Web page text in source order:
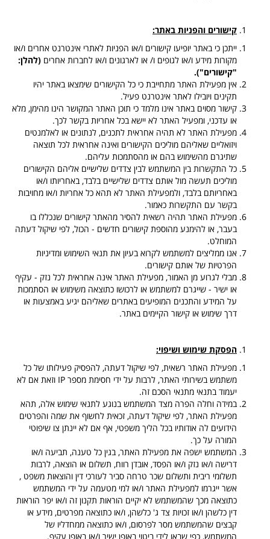
קישורים והפניות באתר:
ייתכן כי באתר יופיעו קישורים ו/או הפניות לאתרי אינטרנט אחרים ו/או
מקורות מידע ו/או לגופים ו/ או לארגונים ו/או לחברות אחרים (להלן:
"קישורים").
אין מפעילת האתר מתחייבת כי כל הקישורים שימצאו באתר יהיו
תקינים ויובילו לאתר אינטרנט פעיל.
קישור מסוים באתר אינו מלמד כי תוכן האתר המקושר הינו מהימן, מלא
או עדכני, ומפעיל האתר לא יישא בכל אחריות בקשר לכך.
מפעילת האתר לא תהיה אחראית לתכנים, לנתונים או לאלמנטים
ויזואליים שאליהם מוליכים הקישורים ואינה אחראית לכל תוצאה
שתיגרם מהשימוש בהם או מהסתמכות עליהם.
כל התקשרות בין המשתמש לבין צדדים שלישיים אליהם הקישורים
מוליכים תעשה מול אותם צדדים שלישיים בלבד, באחריותו ו/או
באחריותם בלבד, ולמפעילת האתר לא תהא כל אחריות ו/או מחויבות
בקשר עם התקשרות כאמור.
מפעילת האתר תהיה רשאית להסיר מהאתר קישורים שנכללו בו
בעבר, או להימנע מהוספת קישורים חדשים - הכול, לפי שיקול דעתה
המוחלט.
אנו ממליצים למשתמש לקרוא בעיון את תנאי השימוש ומדיניות
הפרטיות של אותם קישורים.
מבלי לגרוע מן האמור, מפעילת האתר אינה אחראית לכל נזק - עקיף
או ישיר - שייגרם למשתמש או לרכושו כתוצאה משימוש או הסתמכות
על המידע והתכנים המופיעים באתרים שאליהם יגיע באמצעות או
דרך שימוש או קישור הקיימים באתר.
הפסקת שימוש ושיפוי:
מפעילת האתר רשאית, לפי שיקול דעתה, להפסיק פעילותו של כל
משתמש בשירותי האתר, לרבות על ידי חסימת מספר IP וזאת אם לא
יעמוד בתנאי מתנאי הסכם זה.
במידה וחלה הפרה מצד המשתמש בנוגע לתנאי שימוש אלה, תהא
מפעילת האתר, לפי שיקול דעתה, זכאית לחשוף את שמה והפרטים
הידועים לה אודותיו בכל הליך משפטי, אף אם לא יינתן צו שיפוטי
המורה על כך.
המשתמש ישפה את מפעילת האתר, בגין כל טענה, תביעה ו/או
דרישה ו/או נזק ו/או הפסד, אובדן רווח, תשלום או הוצאה, לרבות
תשלומי ריבית ותשלום שכר טרחה סביר לעורכי דין והוצאות משפט ,
אשר ייגרמו למפעילת האתר ו/או למי מטעמה על ידי המשתמש
כתוצאה מכך שהמשתמש לא יקיים הוראות תקנון זה ו/או יפר הוראות
דין כלשהן ו/או זכויות צד ג' כלשהן, ו/או כתוצאה מפרטים, מידע או
קבצים שהמשתמש מסר לפרסום, ו/או כתוצאה ממחדליו של
המשתמש, כפי שבאו לידי ביטוי באופן ישיר ו/או באופן עקיף.